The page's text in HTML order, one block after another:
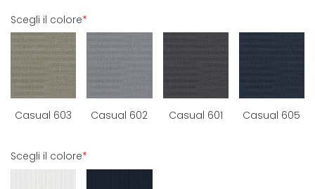
Scegli il colore*
Casual 603 Casual 602 Casual 601 Casual 605
Scegli il colore*